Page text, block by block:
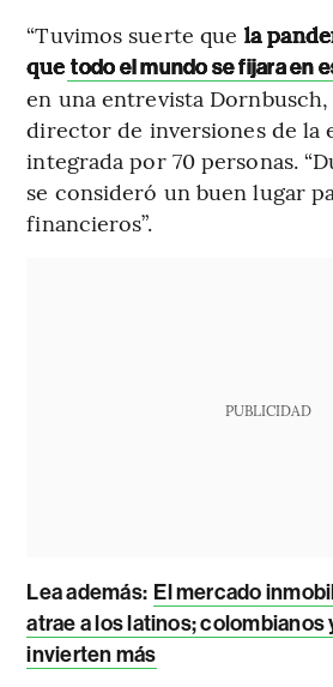
“Tuvimos suerte que la
que todo el mundo se fijara en
en una entrevista
director de inversiones de la
integrada por 70 personas.
se consideró un buen lugar
financieros”.
PUBLICIDAD
Lea además: El mercado
atrae a los latinos; colombianos
invierten más